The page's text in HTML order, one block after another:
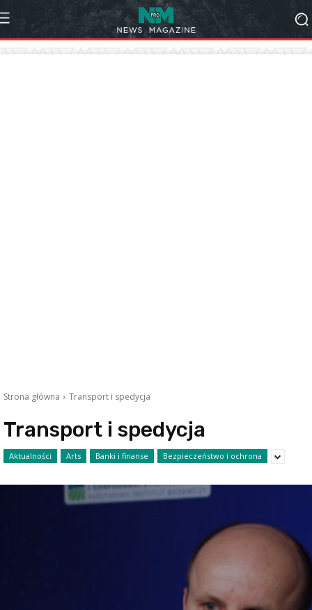
Strona główna Transport i spedycja
Transport i spedycja
Aktualności Arts Banki i finanse Bezpieczeństwo i ochrona